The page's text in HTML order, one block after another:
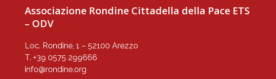
Associazione Rondine Cittadella della Pace ETS
– ODV
Loc. Rondine, 1 – 52100 Arezzo
T. +39 0575 299666
info@rondine.org